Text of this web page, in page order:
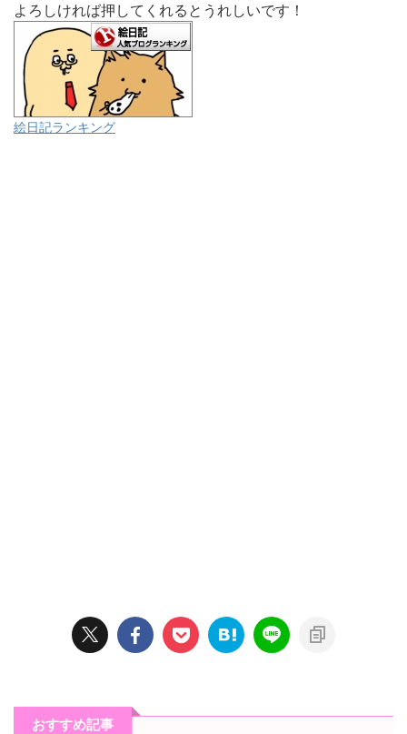
よろしければ押してくれるとうれしいです！
絵日記ランキング
おすすめ記事